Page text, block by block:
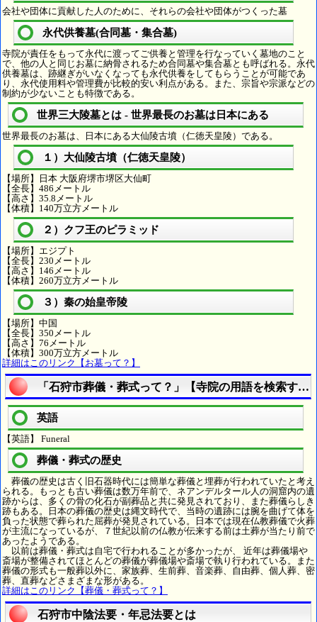
会社や団体に貢献した人のために、それらの会社や団体がつくった墓
永代供養墓(合同墓・集合墓)
寺院が責任をもって永代に渡ってご供養と管理を行なっていく墓地のこと
で、他の人と同じお墓に納骨されるため合同墓や集合墓とも呼ばれる。永代
供養墓は、跡継ぎがいなくなっても永代供養をしてもらうことが可能であ
り、永代使用料や管理費が比較的安い利点がある。また、宗旨や宗派などの
制約が少ないことも特徴である。
世界三大陵墓とは - 世界最長のお墓は日本にある
世界最長のお墓は、日本にある大仙陵古墳（仁徳天皇陵）である。
１）大仙陵古墳（仁徳天皇陵）
【場所】日本 大阪府堺市堺区大仙町
【全長】486メートル
【高さ】35.8メートル
【体積】140万立方メートル
２）クフ王のピラミッド
【場所】エジプト
【全長】230メートル
【高さ】146メートル
【体積】260万立方メートル
３）秦の始皇帝陵
【場所】中国
【全長】350メートル
【高さ】76メートル
【体積】300万立方メートル
詳細はこのリンク【お墓って？】
「石狩市葬儀・葬式って？」【寺院の用語を検索する
英語
【英語】 Funeral
葬儀・葬式の歴史
葬儀の歴史は古く旧石器時代には簡単な葬儀と埋葬が行われていたと考え
られる。もっとも古い葬儀は数万年前で、ネアンデルタール人の洞窟内の遺
跡からは、多くの骨の化石が副葬品と共に発見されており、また葬儀らしき
跡もある。日本の葬儀の歴史は縄文時代で、当時の遺跡には腕を曲げて体を
負った状態で葬られた屈葬が発見されている。日本では現在仏教葬儀で火葬
が主流になっているが、７世紀以前の仏教が伝来する前は土葬が当たり前で
あったようである。
以前は葬儀・葬式は自宅で行われることが多かったが、 近年は葬儀場や
斎場が整備されてほとんどの葬儀が葬儀場や斎場で執り行われている。また
葬儀の形式も一般葬以外に、家族葬、生前葬、音楽葬、自由葬、個人葬、密
葬、直葬などさまざまな形がある。
詳細はこのリンク【葬儀・葬式って？】
石狩市中陰法要・年忌法要とは